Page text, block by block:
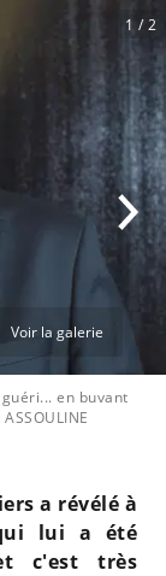
en buvant
1 / 2
Voir la galerie
a révélé à
lui a été
c'est très